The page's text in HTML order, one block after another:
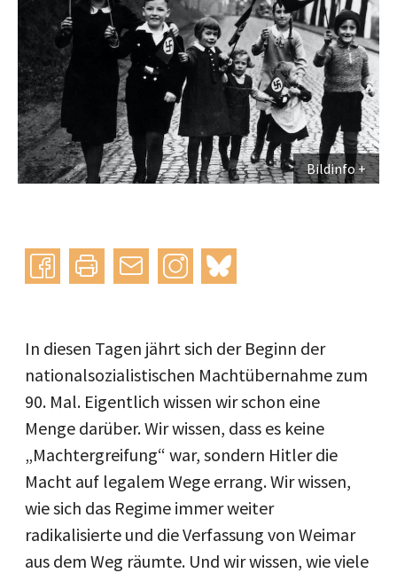
Bildinfo
Instagram
bluesky
In diesen Tagen jährt sich der Beginn der
nationalsozialistischen Machtübernahme zum
90. Mal. Eigentlich wissen wir schon eine
Menge darüber. Wir wissen, dass es keine
„Machtergreifung“ war, sondern Hitler die
Macht auf legalem Wege errang. Wir wissen,
wie sich das Regime immer weiter
radikalisierte und die Verfassung von Weimar
aus dem Weg räumte. Und wir wissen, wie viele